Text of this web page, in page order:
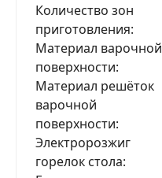
Количество зон
приготовления
Материал варочной
поверхности
Материал решёток
варочной
поверхности
Электророзжиг
горелок стола